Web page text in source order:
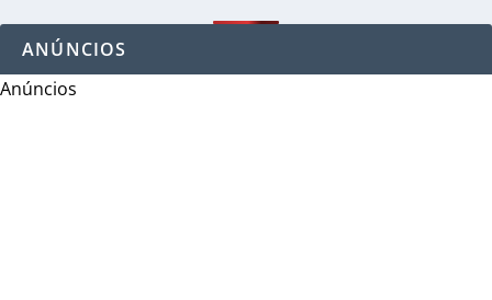
ANÚNCIOS
Anúncios